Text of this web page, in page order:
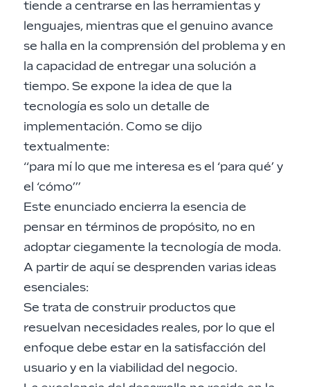
tiende a centrarse en las herramientas y
lenguajes, mientras que el genuino avance
se halla en la comprensión del problema y en
la capacidad de entregar una solución a
tiempo. Se expone la idea de que la
tecnología es solo un detalle de
implementación. Como se dijo
textualmente:
“para mí lo que me interesa es el ‘para qué’ y
el ‘cómo’”
Este enunciado encierra la esencia de
pensar en términos de propósito, no en
adoptar ciegamente la tecnología de moda.
A partir de aquí se desprenden varias ideas
esenciales:
Se trata de construir productos que
resuelvan necesidades reales, por lo que el
enfoque debe estar en la satisfacción del
usuario y en la viabilidad del negocio.